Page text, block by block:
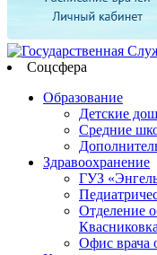
Соцсфера
Образование
Детские
Средние
Здравоохранение
ГУЗ
Отделение
Квасниковка
Офис врача